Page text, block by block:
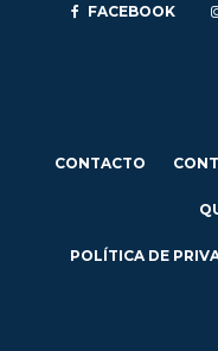
FACEBOOK
CONTACTO
POLÍTICA DE